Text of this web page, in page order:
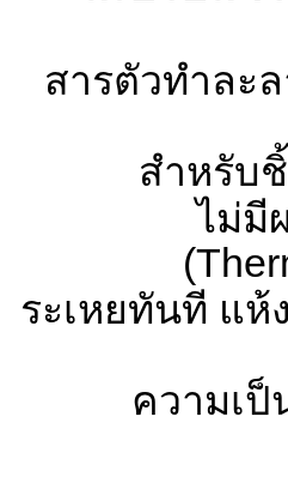
สารตัวทำละ
สำหรับ
ไม่มี
ระเหยทันที แ
ความเป็